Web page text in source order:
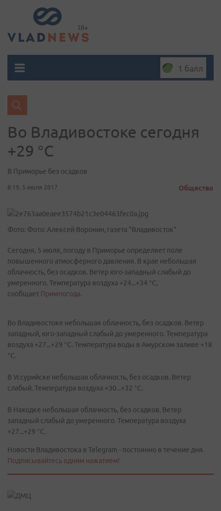
1 балл
Во Владивостоке сегодня
+29 °C
В Приморье без осадков
8:19, 5 июля 2017 Общество
Фото: Фото: Алексей Воронин, газета "Владивосток"
Сегодня, 5 июля, погоду в Приморье определяет поле
повышенного атмосферного давления. В крае небольшая
облачность, без осадков. Ветер юго-западный слабый до
умеренного. Температура воздуха +24...+34 °C,
сообщает Примпогода.
Во Владивостоке небольшая облачность, без осадков. Ветер
западный, юго-западный слабый до умеренного. Температура
воздуха +27...+29 °C. Температура воды в Амурском заливе +18
°C.
В Уссурийске небольшая облачность, без осадков. Ветер
слабый. Температура воздуха +30...+32 °C.
В Находке небольшая облачность, без осадков. Ветер
западный слабый до умеренного. Температура воздуха
+27...+29 °C.
Новости Владивостока в Telegram - постоянно в течение дня.
Подписывайтесь одним нажатием!